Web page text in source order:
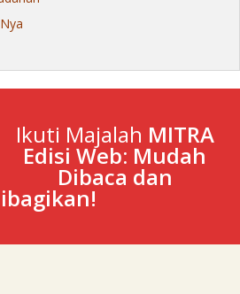
Ikuti Majalah MITRA
Edisi Web: Mudah
Dibaca dan